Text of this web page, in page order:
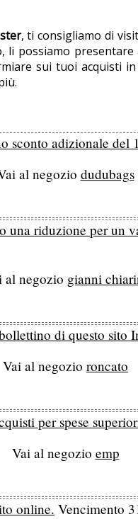
, ti consigliamo di
li possiamo
sui tuoi acquisti
sconto adizionale del
al negozio dudubags
una riduzione per un
al negozio gianni
di questo sito
Vai al negozio roncato
per spese
Vai al negozio emp
online. Vencimento